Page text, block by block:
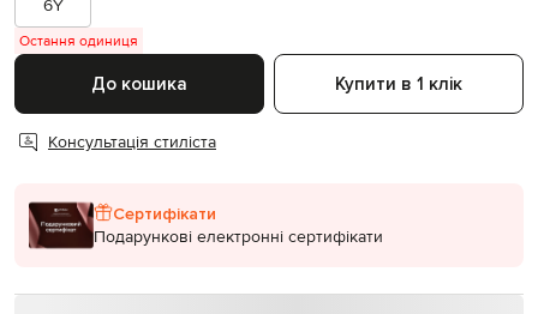
6Y
Остання одиниця
До кошика Купити в 1 клік
Консультація стиліста
Сертифікати
Подарункові електронні сертифікати